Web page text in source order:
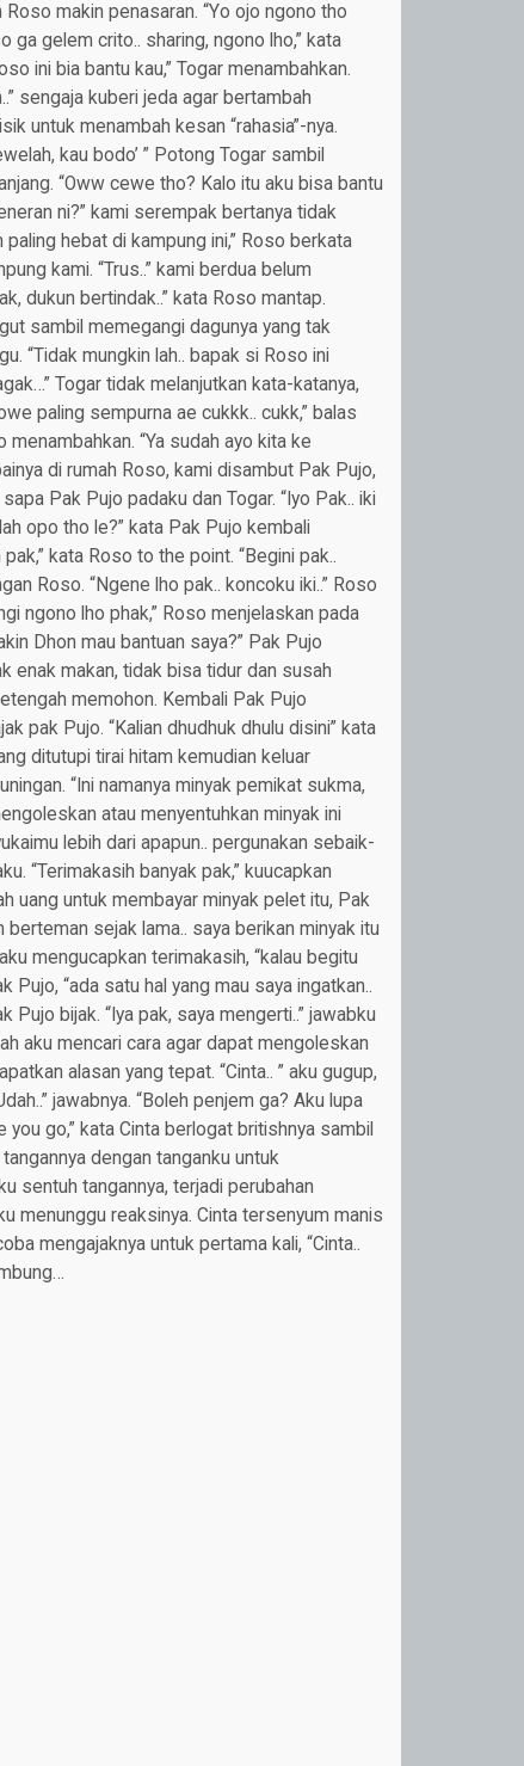
makin penasaran. “Yo ojo ngono tho
gelem crito.. sharing, ngono lho,” kata
ini bia bantu kau,” Togar menambahkan.
sengaja kuberi jeda agar bertambah
untuk menambah kesan “rahasia”-nya.
kau bodo’ ” Potong Togar sambil
“Oww cewe tho? Kalo itu aku bisa bantu
ni?” kami serempak bertanya tidak
paling hebat di kampung ini,” Roso berkata
kami. “Trus..” kami berdua belum
dukun bertindak..” kata Roso mantap.
sambil memegangi dagunya yang tak
“Tidak mungkin lah.. bapak si Roso ini
Togar tidak melanjutkan kata-katanya,
paling sempurna ae cukkk.. cukk,” balas
menambahkan. “Ya sudah ayo kita ke
di rumah Roso, kami disambut Pak Pujo,
Pak Pujo padaku dan Togar. “Iyo Pak.. iki
opo tho le?” kata Pak Pujo kembali
kata Roso to the point. “Begini pak..
Roso. “Ngene lho pak.. koncoku iki..” Roso
ngono lho phak,” Roso menjelaskan pada
Dhon mau bantuan saya?” Pak Pujo
enak makan, tidak bisa tidur dan susah
memohon. Kembali Pak Pujo
pak Pujo. “Kalian dhudhuk dhulu disini” kata
ditutupi tirai hitam kemudian keluar
“Ini namanya minyak pemikat sukma,
atau menyentuhkan minyak ini
lebih dari apapun.. pergunakan sebaik-
“Terimakasih banyak pak,” kuucapkan
uang untuk membayar minyak pelet itu, Pak
berteman sejak lama.. saya berikan minyak itu
mengucapkan terimakasih, “kalau begitu
Pujo, “ada satu hal yang mau saya ingatkan..
bijak. “Iya pak, saya mengerti..” jawabku
aku mencari cara agar dapat mengoleskan
alasan yang tepat. “Cinta.. ” aku gugup,
jawabnya. “Boleh penjem ga? Aku lupa
go,” kata Cinta berlogat britishnya sambil
dengan tanganku untuk
sentuh tangannya, terjadi perubahan
menunggu reaksinya. Cinta tersenyum manis
mengajaknya untuk pertama kali, “Cinta..